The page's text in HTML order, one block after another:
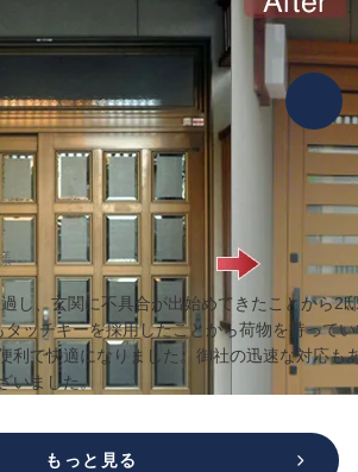
し、玄関に不具合が出始めてきたことから2
タッチキーを採用したことから荷物を持って
利で快適になりました。御社の迅速な対応も
いました。
もっと見る